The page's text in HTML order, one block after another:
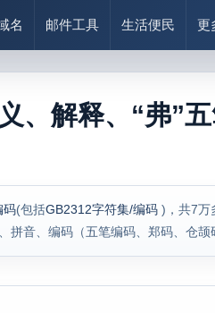
名 邮件工具 生活便民 更
、解释、“弗”
码(包括GB2312字符集/编码 )，共7万
拼音、编码（五笔编码、郑码、仓颉